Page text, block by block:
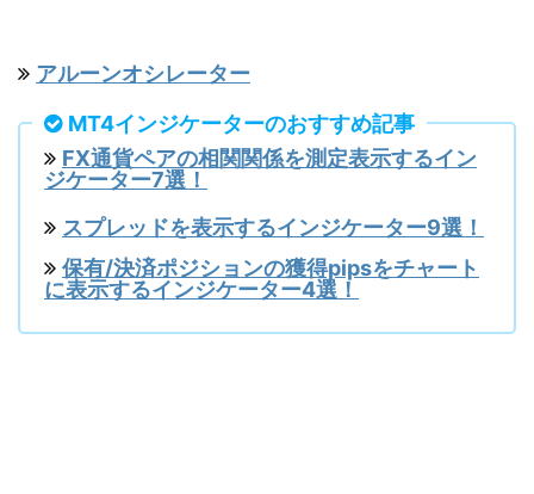
アルーンオシレーター
MT4インジケーターのおすすめ記事
FX通貨ペアの相関関係を測定表示するイン
ジケーター7選！
スプレッドを表示するインジケーター9選！
保有/決済ポジションの獲得pipsをチャート
に表示するインジケーター4選！